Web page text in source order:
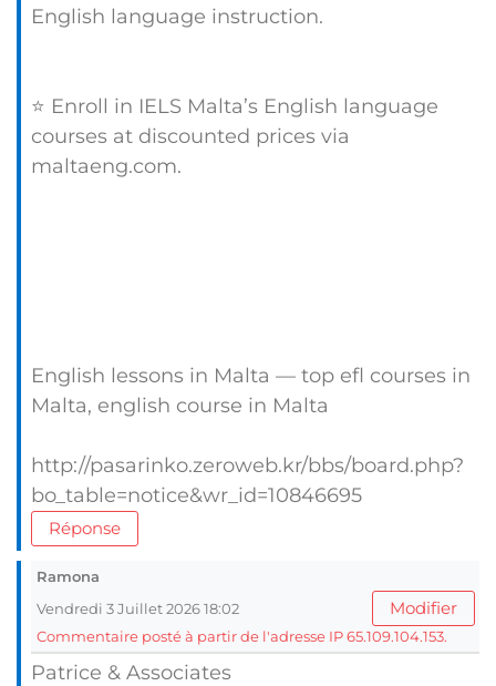
English language instruction.
⭐ Enroll in IELS Malta’s English language
courses at discounted prices via
maltaeng.com.
English lessons in Malta — top efl courses in
Malta, english course in Malta
http://pasarinko.zeroweb.kr/bbs/board.php?
bo_table=notice&wr_id=10846695
Réponse
Ramona
Vendredi 3 Juillet 2026 18:02
Modifier
Commentaire posté à partir de l'adresse IP 65.109.104.153.
Patrice & Associates